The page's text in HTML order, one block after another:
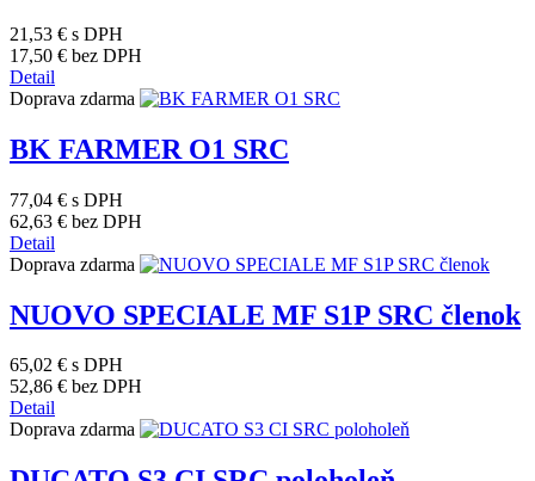
21,53 € s DPH
17,50 € bez DPH
Detail
Doprava zdarma
BK FARMER O1 SRC
77,04 € s DPH
62,63 € bez DPH
Detail
Doprava zdarma
NUOVO SPECIALE MF S1P SRC členok
65,02 € s DPH
52,86 € bez DPH
Detail
Doprava zdarma